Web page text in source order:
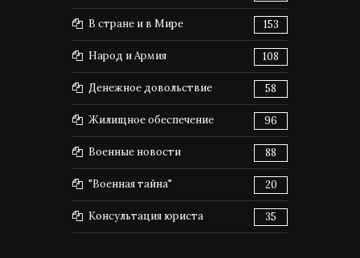
В стране и в Мире 153
Народ и Армия 108
Денежное довольствие 58
Жилищное обеспечение 96
Военные новости 88
"Военная тайна" 20
Консультация юриста 35